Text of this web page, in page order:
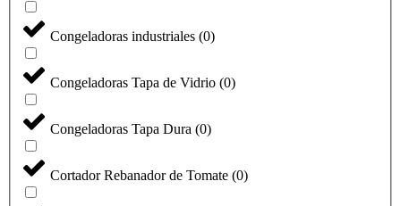
Congeladoras industriales (0)
Congeladoras Tapa de Vidrio (0)
Congeladoras Tapa Dura (0)
Cortador Rebanador de Tomate (0)